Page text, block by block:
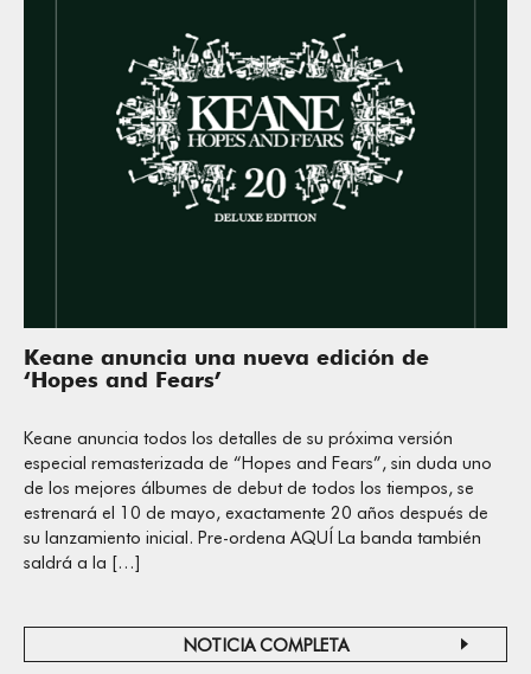
Keane anuncia una nueva edición de
‘Hopes and Fears’
Keane anuncia todos los detalles de su próxima versión
especial remasterizada de “Hopes and Fears”, sin duda uno
de los mejores álbumes de debut de todos los tiempos, se
estrenará el 10 de mayo, exactamente 20 años después de
su lanzamiento inicial. Pre-ordena AQUÍ La banda también
saldrá a la […]
NOTICIA COMPLETA